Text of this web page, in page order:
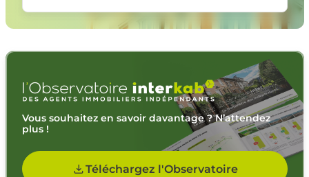
Vous souhaitez en savoir davantage ? N’attendez
plus !
Téléchargez l'Observatoire